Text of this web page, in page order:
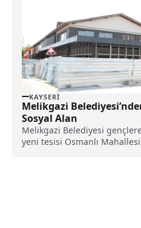
KAYSERI
Melikgazi
Sosyal Alan
Melikgazi Belediyesi
yeni tesisi Osmanlı